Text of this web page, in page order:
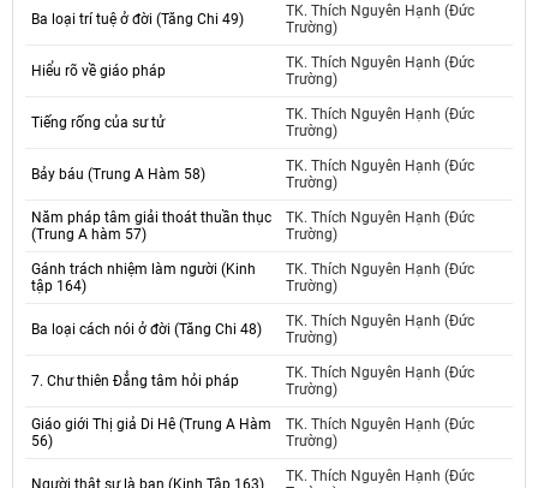
Ba loại trí tuệ ở đời (Tăng Chi 49)
TK. Thích Nguyên Hạnh (Đức
Trường)
Hiểu rõ về giáo pháp
TK. Thích Nguyên Hạnh (Đức
Trường)
Tiếng rống của sư tử
TK. Thích Nguyên Hạnh (Đức
Trường)
Bảy báu (Trung A Hàm 58)
TK. Thích Nguyên Hạnh (Đức
Trường)
Năm pháp tâm giải thoát thuần thục
(Trung A hàm 57)
TK. Thích Nguyên Hạnh (Đức
Trường)
Gánh trách nhiệm làm người (Kinh
tập 164)
TK. Thích Nguyên Hạnh (Đức
Trường)
Ba loại cách nói ở đời (Tăng Chi 48)
TK. Thích Nguyên Hạnh (Đức
Trường)
7. Chư thiên Đẳng tâm hỏi pháp
TK. Thích Nguyên Hạnh (Đức
Trường)
Giáo giới Thị giả Di Hê (Trung A Hàm
56)
TK. Thích Nguyên Hạnh (Đức
Trường)
TK. Thích Nguyên Hạnh (Đức